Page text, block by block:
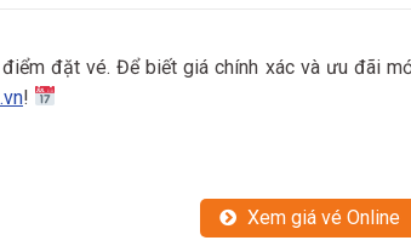
đặt vé. Để biết giá chính xác và ưu đãi
!
Xem giá vé Online